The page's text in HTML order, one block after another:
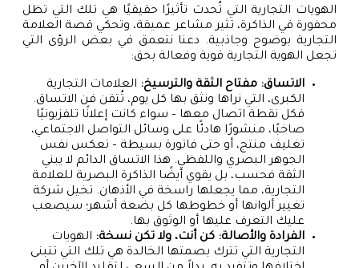
الهويات التجارية التي تُحدث تأثيرًا حقيقيًا هي تلك التي تظل
محفورة في الذاكرة، تثير مشاعر عميقة، وتحكي قصة العلامة
التجارية بوضوح وجاذبية. دعنا نتعمق في بعض الرؤى التي
تجعل الهوية التجارية قوية وفعالة بحق:
الاتساق: مفتاح الثقة والترسيخ: العلامات التجارية
الكبرى، التي نراها ونثق بها كل يوم، تُتقن فن الاتساق.
فكل نقطة اتصال معها – سواء كانت إعلانًا تلفزيونيًا
صاخبًا، منشورًا هادئًا على وسائل التواصل الاجتماعي،
تغليف منتج، أو حتى فاتورة بسيطة – تعكس نفس
الجوهر البصري واللفظي. هذا الاتساق الدائم لا يبني
الثقة فحسب، بل يقوي أيضًا الذاكرة البصرية للعلامة
التجارية، مما يجعلها راسخة في الأذهان. تخيل شركة
تغيير ألوانها أو خطوطها كل بضعة أشهر؛ سيصعب
عليك التعرف عليها أو الوثوق بها.
الفرادة والأصالة: كن أنت، ولا تكن نسخة: الهويات
التجارية التي تترك بصمتها الخالدة هي تلك التي تتبنى